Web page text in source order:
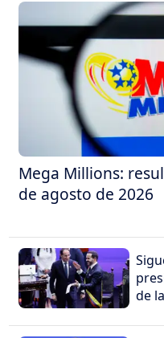
Mega Millions:
de agosto de 2026
de